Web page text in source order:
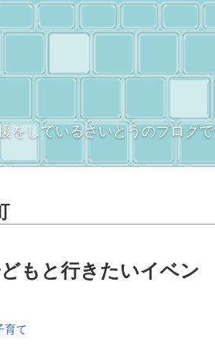
をしているさいとうのブログ
どもと行きたいイベン
育て